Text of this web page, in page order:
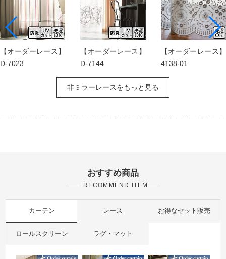
【オーダーレース】
D-7023
【オーダーレース】
D-7144
【オーダーレース】
4138-01
非ミラーレースをもっと見る
おすすめ商品
RECOMMEND ITEM
カーテン レース お得なセット販売
ロールスクリーン ラグ・マット